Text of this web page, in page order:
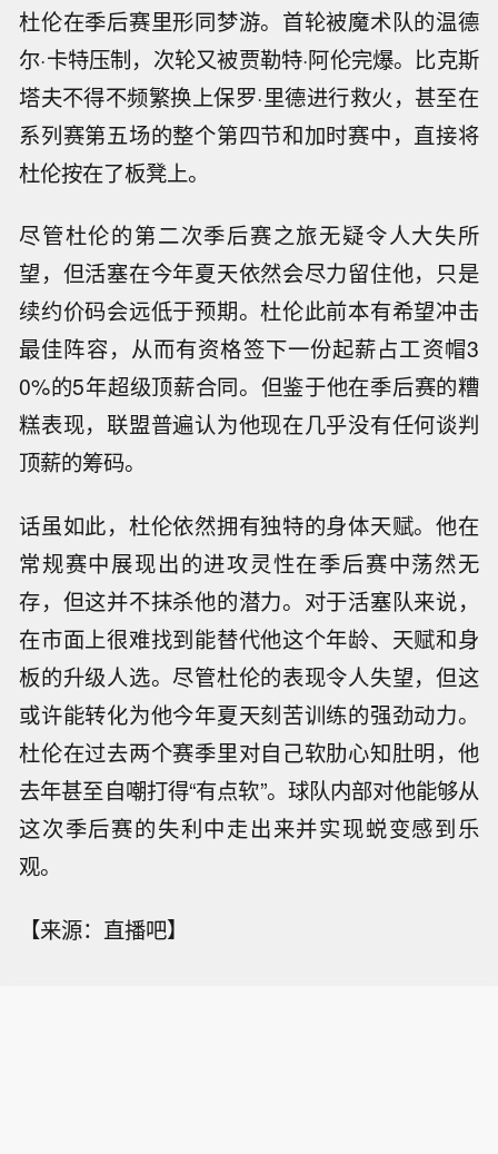
杜伦在季后赛里形同梦游。首轮被魔术队的温德
尔·卡特压制，次轮又被贾勒特·阿伦完爆。比克斯
塔夫不得不频繁换上保罗·里德进行救火，甚至在
系列赛第五场的整个第四节和加时赛中，直接将
杜伦按在了板凳上。
尽管杜伦的第二次季后赛之旅无疑令人大失所
望，但活塞在今年夏天依然会尽力留住他，只是
续约价码会远低于预期。杜伦此前本有希望冲击
最佳阵容，从而有资格签下一份起薪占工资帽3
0%的5年超级顶薪合同。但鉴于他在季后赛的糟
糕表现，联盟普遍认为他现在几乎没有任何谈判
顶薪的筹码。
话虽如此，杜伦依然拥有独特的身体天赋。他在
常规赛中展现出的进攻灵性在季后赛中荡然无
存，但这并不抹杀他的潜力。对于活塞队来说，
在市面上很难找到能替代他这个年龄、天赋和身
板的升级人选。尽管杜伦的表现令人失望，但这
或许能转化为他今年夏天刻苦训练的强劲动力。
杜伦在过去两个赛季里对自己软肋心知肚明，他
去年甚至自嘲打得“有点软”。球队内部对他能够从
这次季后赛的失利中走出来并实现蜕变感到乐
观。
【来源：直播吧】